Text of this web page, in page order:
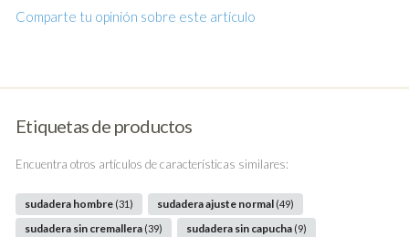
Comparte tu opinión sobre este artículo
Etiquetas de productos
Encuentra otros artículos de características similares:
sudadera hombre (31) sudadera ajuste normal (49)
sudadera sin cremallera (39) sudadera sin capucha (9)